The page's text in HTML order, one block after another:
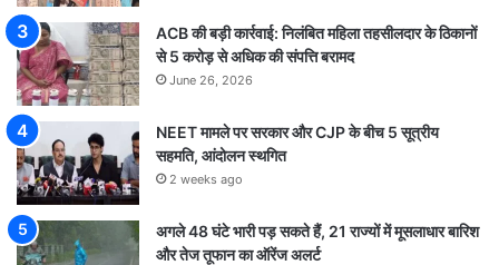
ACB की बड़ी कार्रवाई: निलंबित महिला तहसीलदार के ठिकानों
से 5 करोड़ से अधिक की संपत्ति बरामद
June 26, 2026
NEET मामले पर सरकार और CJP के बीच 5 सूत्रीय
सहमति, आंदोलन स्थगित
2 weeks ago
अगले 48 घंटे भारी पड़ सकते हैं, 21 राज्यों में मूसलाधार बारिश
और तेज तूफान का ऑरेंज अलर्ट